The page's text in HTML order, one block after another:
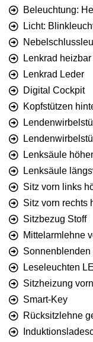
Beleuchtung:
Licht:
Lenkrad heizbar
Lenkrad Leder
Digital Cockpit
Kopfstützen
Lenksäule
Lenksäule
Sitz vorn links
Sitz vorn rechts
Sitzbezug Stoff
Mittelarmlehne
Leseleuchten
Sitzheizung vorn
Smart-Key
Rücksitzlehne